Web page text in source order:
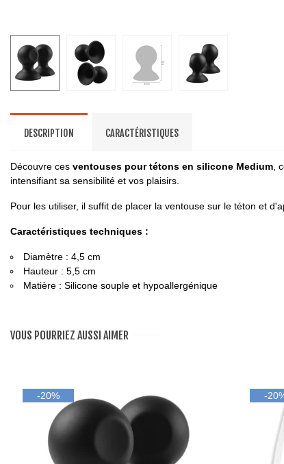
DESCRIPTION CARACTÉRISTIQUES
Découvre ces ventouses pour tétons en silicone Medium ,
intensifiant sa sensibilité et vos plaisirs.
Pour les utiliser, il suffit de placer la ventouse sur le téton et
Caractéristiques techniques :
Diamètre : 4,5 cm
Hauteur : 5,5 cm
Matière : Silicone souple et hypoallergénique
VOUS POURRIEZ AUSSI AIMER
-20% -